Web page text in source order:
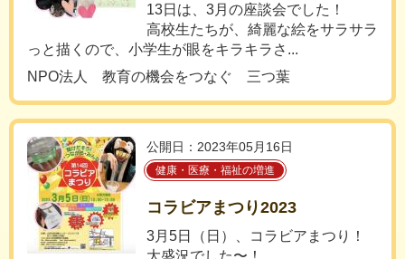
13日は、3月の座談会でした！
高校生たちが、綺麗な絵をサラサラ
っと描くので、小学生が眼をキラキラさ...
NPO法人 教育の機会をつなぐ 三つ葉
公開日：2023年05月16日
健康・医療・福祉の増進
コラビアまつり2023
3月5日（日）、コラビアまつり！
大盛況でした〜！